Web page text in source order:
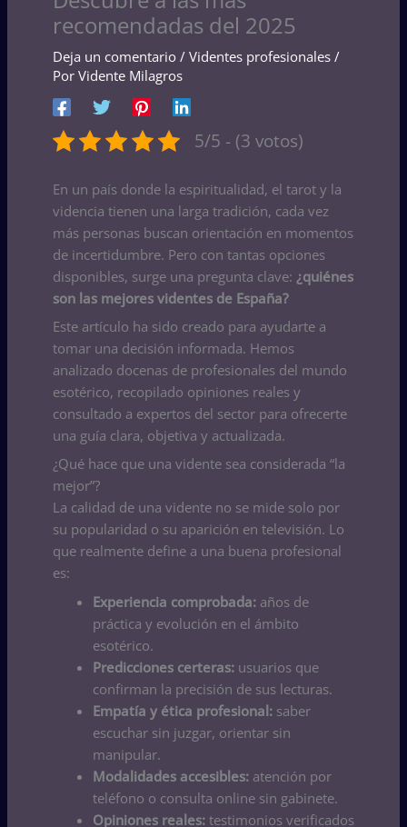
recomendadas del 2025
Deja un comentario / Videntes profesionales/
Por Vidente Milagros
5/5 - (3 votos)
En un país donde la espiritualidad, el tarot y la
videncia tienen una larga tradición, cada vez
más personas buscan orientación en momentos
de incertidumbre. Pero con tantas opciones
disponibles, surge una pregunta clave: ¿quiénes
son las mejores videntes de España?
Este artículo ha sido creado para ayudarte a
tomar una decisión informada. Hemos
analizado docenas de profesionales del mundo
esotérico, recopilado opiniones reales y
consultado a expertos del sector para ofrecerte
una guía clara, objetiva y actualizada.
¿Qué hace que una vidente sea considerada “la
mejor”?
La calidad de una vidente no se mide solo por
su popularidad o su aparición en televisión. Lo
que realmente define a una buena profesional
es:
Experiencia comprobada:años de
práctica y evolución en el ámbito
esotérico.
Predicciones certeras:usuarios que
confirman la precisión de sus lecturas.
Empatía y ética profesional:saber
escuchar sin juzgar, orientar sin
manipular.
Modalidades accesibles:atención por
teléfono o consulta online sin gabinete.
Opiniones reales:testimonios verificados